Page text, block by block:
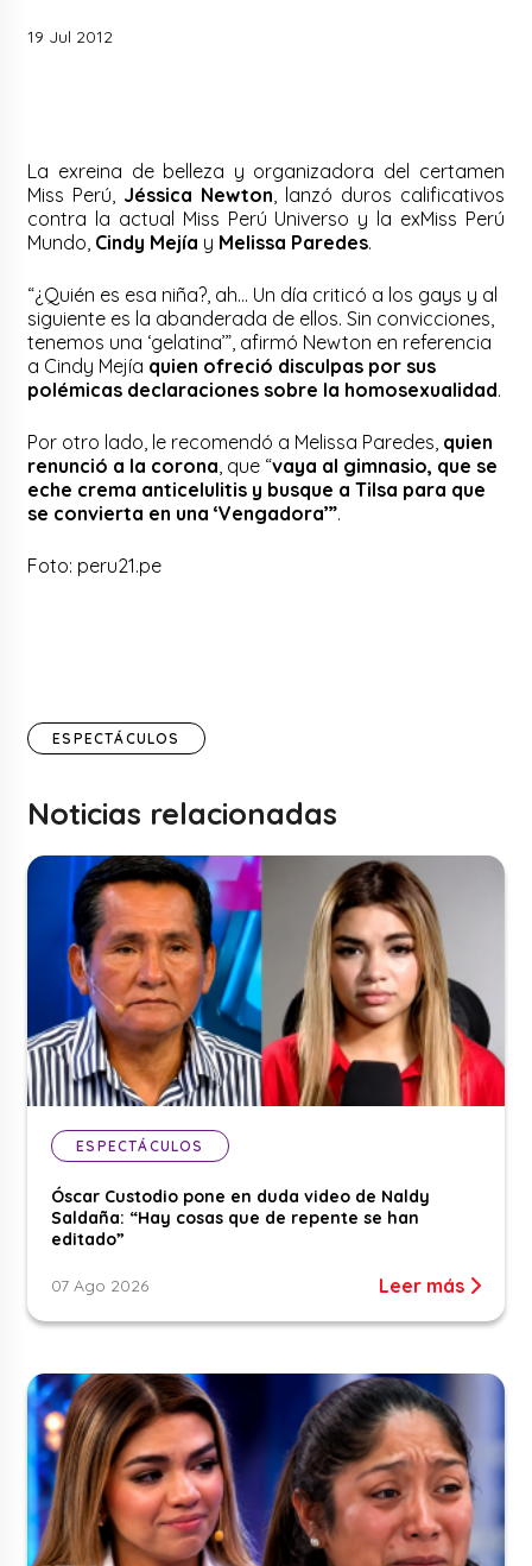
19 Jul 2012
La exreina de belleza y organizadora del certamen
Miss Perú, Jéssica Newton, lanzó duros calificativos
contra la actual Miss Perú Universo y la exMiss Perú
Mundo, Cindy Mejía y Melissa Paredes.
“¿Quién es esa niña?, ah… Un día criticó a los gays y al
siguiente es la abanderada de ellos. Sin convicciones,
tenemos una ‘gelatina’”, afirmó Newton en referencia
a Cindy Mejía quien ofreció disculpas por sus
polémicas declaraciones sobre la homosexualidad.
Por otro lado, le recomendó a Melissa Paredes, quien
renunció a la corona, que “vaya al gimnasio, que se
eche crema anticelulitis y busque a Tilsa para que
se convierta en una ‘Vengadora’”.
Foto: peru21.pe
ESPECTÁCULOS
Noticias relacionadas
ESPECTÁCULOS
Óscar Custodio pone en duda video de Naldy
Saldaña: “Hay cosas que de repente se han
editado”
07 Ago 2026 Leer más